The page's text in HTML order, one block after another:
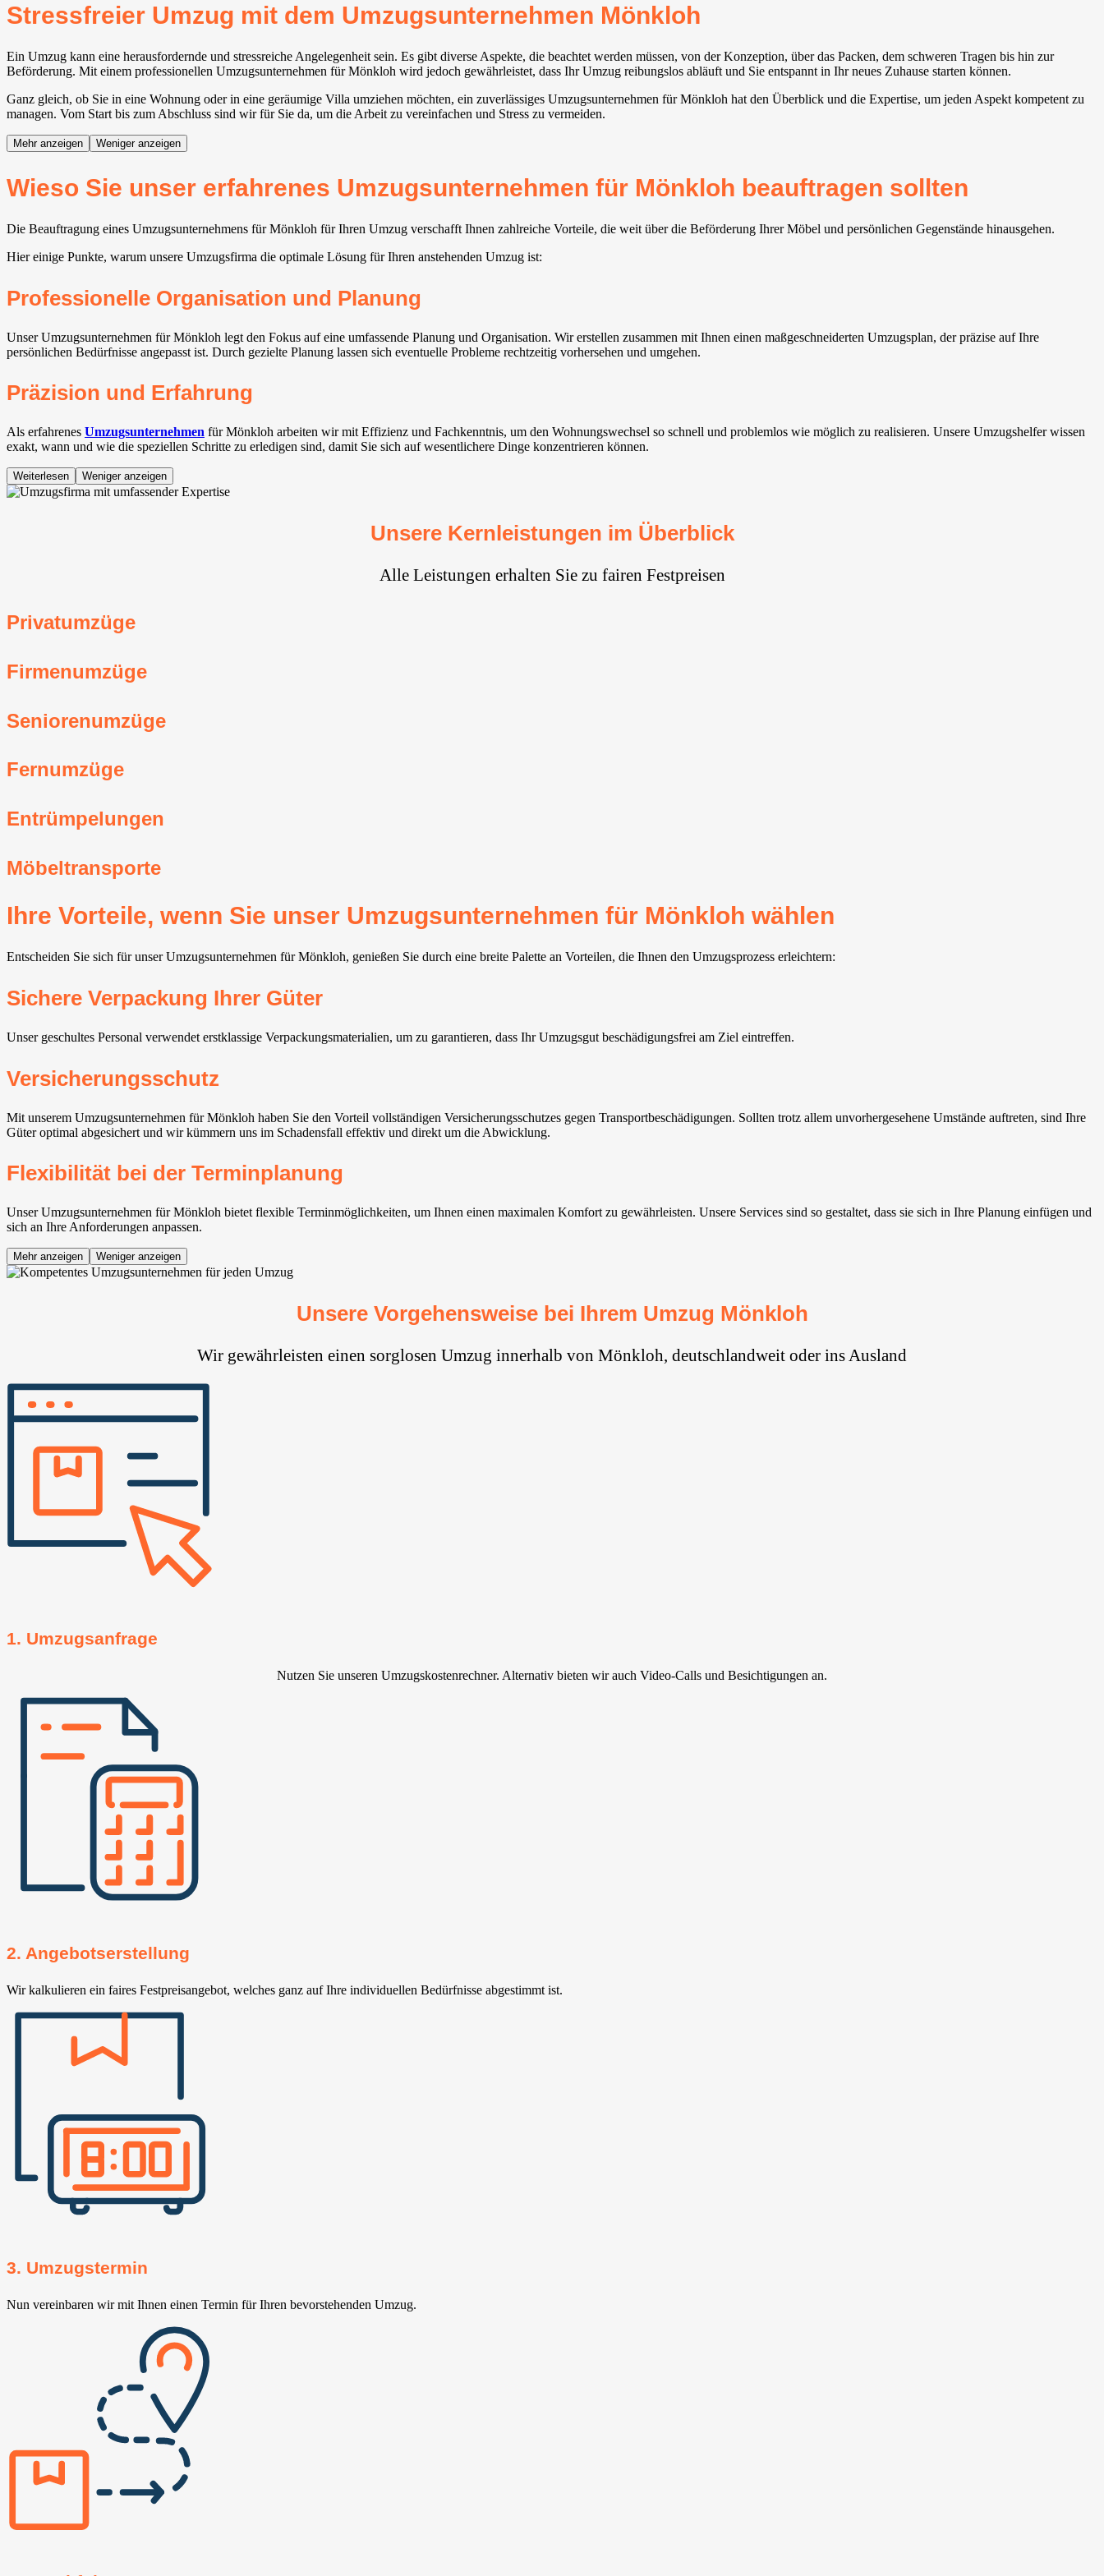
Stressfreier Umzug mit dem Umzugsunternehmen Mönkloh
Ein Umzug kann eine herausfordernde und stressreiche Angelegenheit sein. Es gibt diverse Aspekte, die beachtet werden müssen, von der Konzeption, über das Packen, dem schweren Tragen bis hin zur
Beförderung. Mit einem professionellen Umzugsunternehmen für Mönkloh wird jedoch gewährleistet, dass Ihr Umzug reibungslos abläuft und Sie entspannt in Ihr neues Zuhause starten können.
Ganz gleich, ob Sie in eine Wohnung oder in eine geräumige Villa umziehen möchten, ein zuverlässiges Umzugsunternehmen für Mönkloh hat den Überblick und die Expertise, um jeden Aspekt kompetent zu
managen. Vom Start bis zum Abschluss sind wir für Sie da, um die Arbeit zu vereinfachen und Stress zu vermeiden.
Mehr anzeigen Weniger anzeigen
Wieso Sie unser erfahrenes Umzugsunternehmen für Mönkloh beauftragen sollten
Die Beauftragung eines Umzugsunternehmens für Mönkloh für Ihren Umzug verschafft Ihnen zahlreiche Vorteile, die weit über die Beförderung Ihrer Möbel und persönlichen Gegenstände hinausgehen.
Hier einige Punkte, warum unsere Umzugsfirma die optimale Lösung für Ihren anstehenden Umzug ist:
Professionelle Organisation und Planung
Unser Umzugsunternehmen für Mönkloh legt den Fokus auf eine umfassende Planung und Organisation. Wir erstellen zusammen mit Ihnen einen maßgeschneiderten Umzugsplan, der präzise auf Ihre
persönlichen Bedürfnisse angepasst ist. Durch gezielte Planung lassen sich eventuelle Probleme rechtzeitig vorhersehen und umgehen.
Präzision und Erfahrung
Als erfahrenes Umzugsunternehmen für Mönkloh arbeiten wir mit Effizienz und Fachkenntnis, um den Wohnungswechsel so schnell und problemlos wie möglich zu realisieren. Unsere Umzugshelfer wissen
exakt, wann und wie die speziellen Schritte zu erledigen sind, damit Sie sich auf wesentlichere Dinge konzentrieren können.
Weiterlesen Weniger anzeigen
Unsere Kernleistungen im Überblick
Alle Leistungen erhalten Sie zu fairen Festpreisen
Privatumzüge
Firmenumzüge
Seniorenumzüge
Fernumzüge
Entrümpelungen
Möbeltransporte
Ihre Vorteile, wenn Sie unser Umzugsunternehmen für Mönkloh wählen
Entscheiden Sie sich für unser Umzugsunternehmen für Mönkloh, genießen Sie durch eine breite Palette an Vorteilen, die Ihnen den Umzugsprozess erleichtern:
Sichere Verpackung Ihrer Güter
Unser geschultes Personal verwendet erstklassige Verpackungsmaterialien, um zu garantieren, dass Ihr Umzugsgut beschädigungsfrei am Ziel eintreffen.
Versicherungsschutz
Mit unserem Umzugsunternehmen für Mönkloh haben Sie den Vorteil vollständigen Versicherungsschutzes gegen Transportbeschädigungen. Sollten trotz allem unvorhergesehene Umstände auftreten, sind Ihre
Güter optimal abgesichert und wir kümmern uns im Schadensfall effektiv und direkt um die Abwicklung.
Flexibilität bei der Terminplanung
Unser Umzugsunternehmen für Mönkloh bietet flexible Terminmöglichkeiten, um Ihnen einen maximalen Komfort zu gewährleisten. Unsere Services sind so gestaltet, dass sie sich in Ihre Planung einfügen und
sich an Ihre Anforderungen anpassen.
Mehr anzeigen Weniger anzeigen
Unsere Vorgehensweise bei Ihrem Umzug Mönkloh
Wir gewährleisten einen sorglosen Umzug innerhalb von Mönkloh, deutschlandweit oder ins Ausland
1. Umzugsanfrage
Nutzen Sie unseren Umzugskostenrechner. Alternativ bieten wir auch Video-Calls und Besichtigungen an.
2. Angebotserstellung
Wir kalkulieren ein faires Festpreisangebot, welches ganz auf Ihre individuellen Bedürfnisse abgestimmt ist.
3. Umzugstermin
Nun vereinbaren wir mit Ihnen einen Termin für Ihren bevorstehenden Umzug.